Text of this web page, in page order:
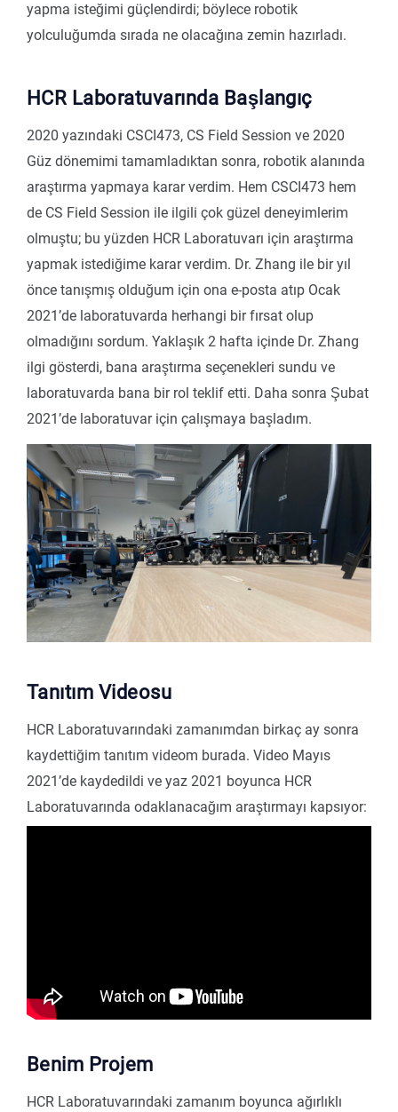
yapma isteğimi güçlendirdi; böylece robotik
yolculuğumda sırada ne olacağına zemin hazırladı.
HCR Laboratuvarında Başlangıç
2020 yazındaki CSCI473, CS Field Session ve 2020
Güz dönemimi tamamladıktan sonra, robotik alanında
araştırma yapmaya karar verdim. Hem CSCI473 hem
de CS Field Session ile ilgili çok güzel deneyimlerim
olmuştu; bu yüzden HCR Laboratuvarı için araştırma
yapmak istediğime karar verdim. Dr. Zhang ile bir yıl
önce tanışmış olduğum için ona e-posta atıp Ocak
2021’de laboratuvarda herhangi bir fırsat olup
olmadığını sordum. Yaklaşık 2 hafta içinde Dr. Zhang
ilgi gösterdi, bana araştırma seçenekleri sundu ve
laboratuvarda bana bir rol teklif etti. Daha sonra Şubat
2021’de laboratuvar için çalışmaya başladım.
Tanıtım Videosu
HCR Laboratuvarındaki zamanımdan birkaç ay sonra
kaydettiğim tanıtım videom burada. Video Mayıs
2021’de kaydedildi ve yaz 2021 boyunca HCR
Laboratuvarında odaklanacağım araştırmayı kapsıyor:
Benim Projem
HCR Laboratuvarındaki zamanım boyunca ağırlıklı